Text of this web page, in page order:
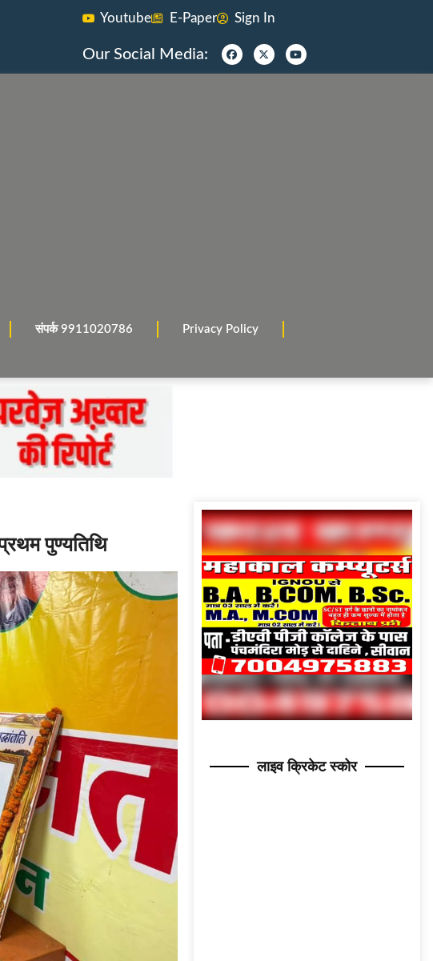
Youtube E-Paper Sign In
Our Social Media:
संपर्क 9911020786 Privacy Policy
पुण्यतिथि
लाइव क्रिकेट स्कोर